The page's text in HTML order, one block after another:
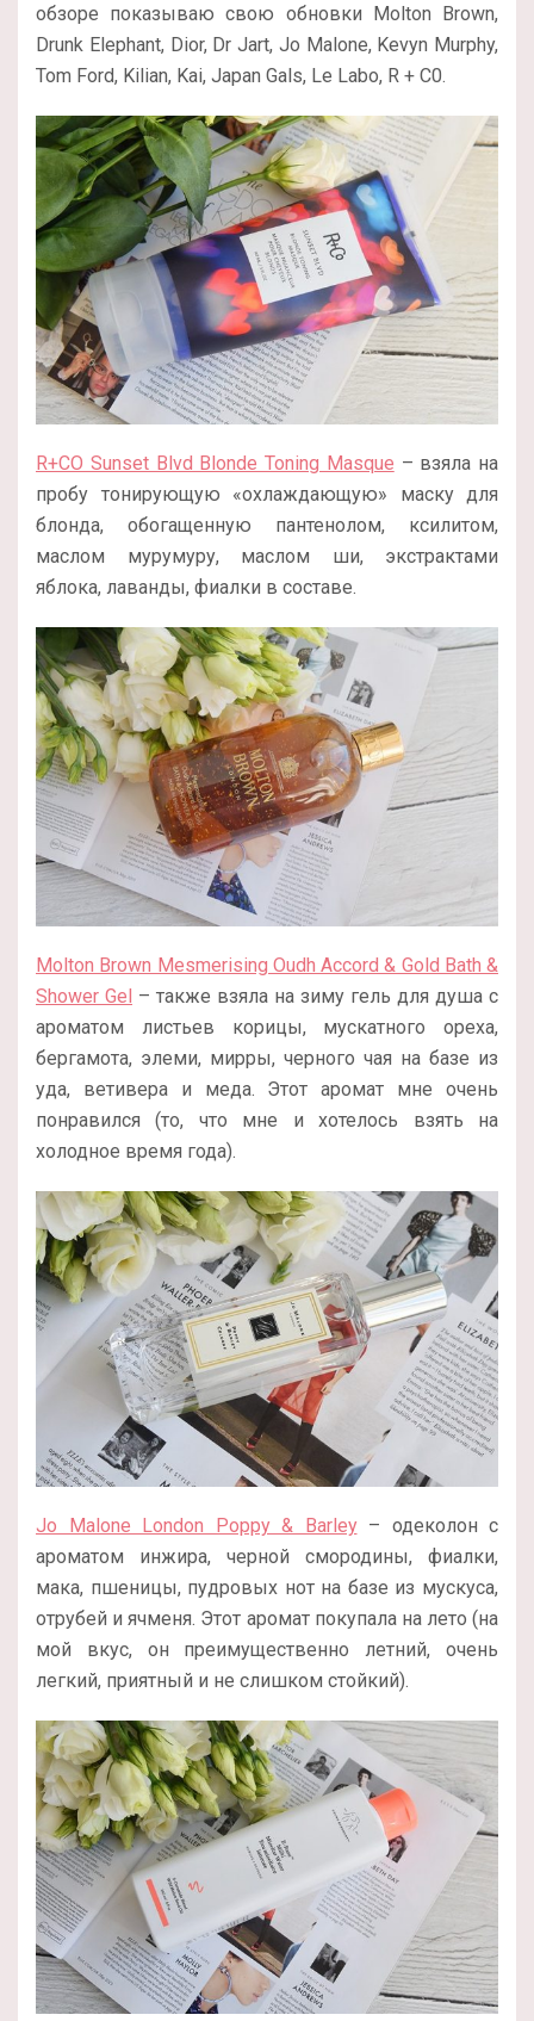
обзоре показываю свою обновки Molton Brown,
Drunk Elephant, Dior, Dr Jart, Jo Malone, Kevyn Murphy,
Tom Ford, Kilian, Kai, Japan Gals, Le Labo, R + C0.
R+CO Sunset Blvd Blonde Toning Masque – взяла на
пробу тонирующую «охлаждающую» маску для
блонда, обогащенную пантенолом, ксилитом,
маслом мурумуру, маслом ши, экстрактами
яблока, лаванды, фиалки в составе.
Molton Brown Mesmerising Oudh Accord & Gold Bath &
Shower Gel – также взяла на зиму гель для душа с
ароматом листьев корицы, мускатного ореха,
бергамота, элеми, мирры, черного чая на базе из
уда, ветивера и меда. Этот аромат мне очень
понравился (то, что мне и хотелось взять на
холодное время года).
Jo Malone London Poppy & Barley– одеколон с
ароматом инжира, черной смородины, фиалки,
мака, пшеницы, пудровых нот на базе из мускуса,
отрубей и ячменя. Этот аромат покупала на лето (на
мой вкус, он преимущественно летний, очень
легкий, приятный и не слишком стойкий).